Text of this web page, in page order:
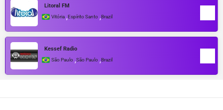
Litoral FM
Vitória ,Espírito Santo ,Brazil
Kessef Radio
São Paulo ,São Paulo ,Brazil